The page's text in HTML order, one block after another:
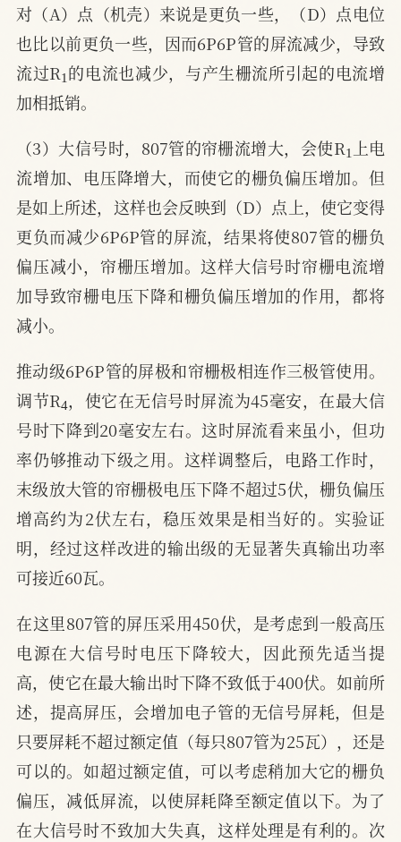
对（A）点（机壳）来说是更负一些，（D）点电位
也比以前更负一些，因而6P6P管的屏流减少，导致
流过R1的电流也减少，与产生栅流所引起的电流增
加相抵销。
（3）大信号时，807管的帘栅流增大，会使R
上电
流增加、电压降增大，而使它的栅负偏压增加。但
是如上所述，这样也会反映到（D）点上，使它变得
更负而减少6P6P管的屏流，结果将使807管的栅负
偏压减小，帘栅压增加。这样大信号时帘栅电流增
加导致帘栅电压下降和栅负偏压增加的作用，都将
减小。
推动级6P6P管的屏极和帘栅极相连作三极管使用。
调节R4，使它在无信号时屏流为45毫安，在最大信
号时下降到20毫安左右。这时屏流看来虽小，但功
率仍够推动下级之用。这样调整后，电路工作时，
末级放大管的帘栅极电压下降不超过5伏，栅负偏压
增高约为2伏左右，稳压效果是相当好的。实验证
明，经过这样改进的输出级的无显著失真输出功率
可接近60瓦。
在这里807管的屏压采用450伏，是考虑到一般高压
电源在大信号时电压下降较大，因此预先适当提
高，使它在最大输出时下降不致低于400伏。如前所
述，提高屏压，会增加电子管的无信号屏耗，但是
只要屏耗不超过额定值（每只807管为25瓦），还是
可以的。如超过额定值，可以考虑稍加大它的栅负
偏压，减低屏流，以使屏耗降至额定值以下。为了
在大信号时不致加大失真，这样处理是有利的。次